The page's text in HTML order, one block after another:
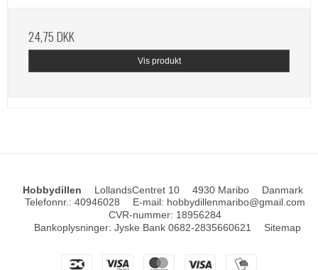
24,75 DKK
Vis produkt
Hobbydillen LollandsCentret 10 4930 Maribo
Danmark
Telefonnr.: 40946028 E-mail: hobbydillenmaribo@gmail.com
CVR-nummer: 18956284
Bankoplysninger: Jyske Bank 0682-2835660621 Sitemap